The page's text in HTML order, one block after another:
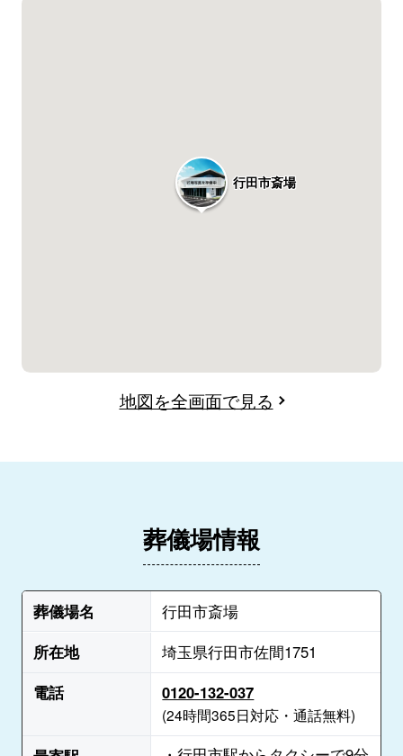
行田市斎場
地図を全画面で見る
葬儀場情報
葬儀場名
行田市斎場
所在地
埼玉県行田市佐間1751
電話
0120-132-037
(24時間365日対応・通話無料)